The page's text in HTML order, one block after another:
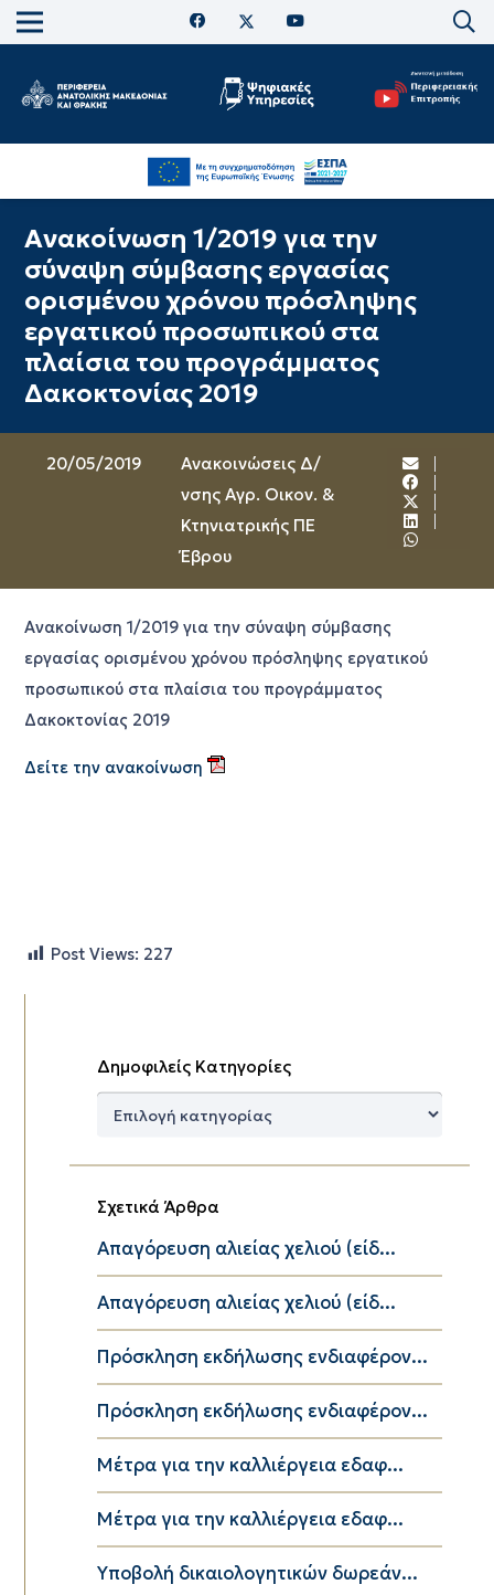
Ανακοίνωση 1/2019 για την
σύναψη σύμβασης εργασίας
ορισμένου χρόνου πρόσληψης
εργατικού προσωπικού στα
πλαίσια του προγράμματος
Δακοκτονίας 2019
20/05/2019
Ανακοινώσεις Δ/
νσης Αγρ. Οικον. &
Κτηνιατρικής ΠΕ
Έβρου
Ανακοίνωση 1/2019 για την σύναψη σύμβασης
εργασίας ορισμένου χρόνου πρόσληψης εργατικού
προσωπικού στα πλαίσια του προγράμματος
Δακοκτονίας 2019
Δείτε την ανακοίνωση
Post Views: 227
Δημοφιλείς Κατηγορίες
Δημοφιλείς
Σχετικά Άρθρα
Απαγόρευση αλιείας χελιού (είδ...
Απαγόρευση αλιείας χελιού (είδ...
Πρόσκληση εκδήλωσης ενδιαφέρον...
Πρόσκληση εκδήλωσης ενδιαφέρον...
Μέτρα για την καλλιέργεια εδαφ...
Μέτρα για την καλλιέργεια εδαφ...
Υποβολή δικαιολογητικών δωρεάν...